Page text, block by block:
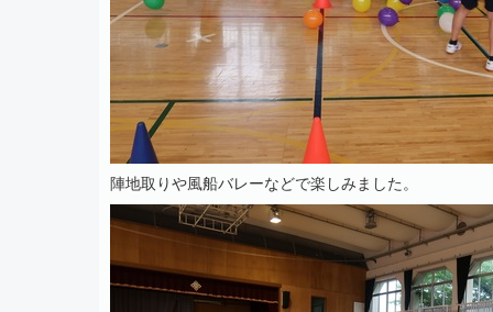
陣地取りや風船バレーなどで楽しみました。